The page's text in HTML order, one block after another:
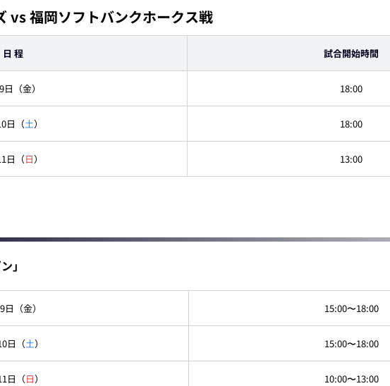
vs 福岡ソフトバンクホークス戦
日 程 試合開始時間
（金） 18:00
日（土） 18:00
日（日） 13:00
」
日（金） 15:00〜18:00
日（土） 15:00〜18:00
日（日） 10:00〜13:00